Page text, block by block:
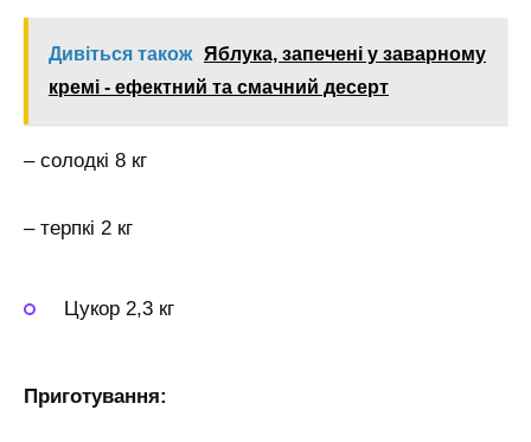
Дивіться також Яблука, запечені у заварному
кремі - ефектний та смачний десерт
– солодкі 8 кг
– терпкі 2 кг
Цукор 2,3 кг
Приготування: